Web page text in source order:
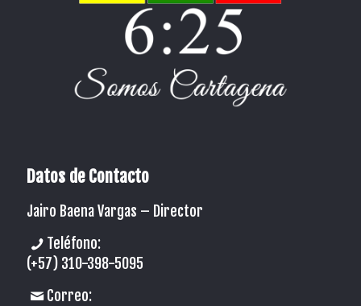
Datos de Contacto
Jairo Baena Vargas – Director
Teléfono:
(+57) 310-398-5095
Correo: